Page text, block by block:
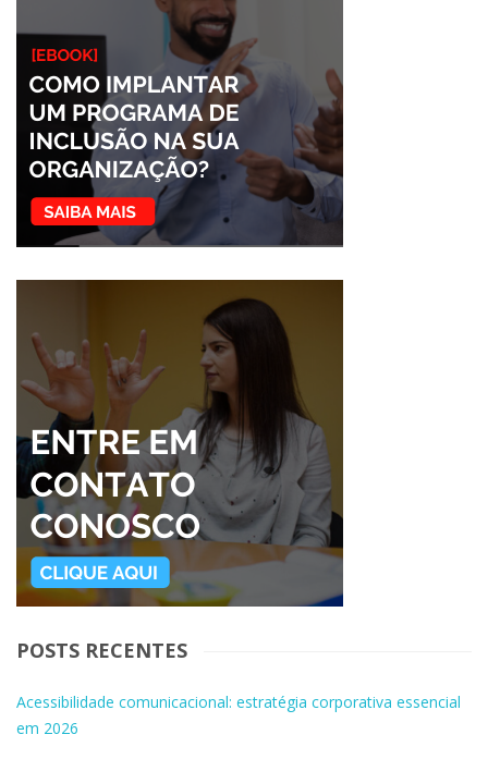
POSTS RECENTES
Acessibilidade comunicacional: estratégia corporativa essencial
em 2026